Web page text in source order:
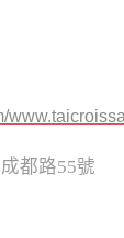
都路55號